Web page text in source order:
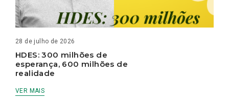
28 de julho de 2026
HDES: 300 milhões de
esperança, 600 milhões de
realidade
VER MAIS